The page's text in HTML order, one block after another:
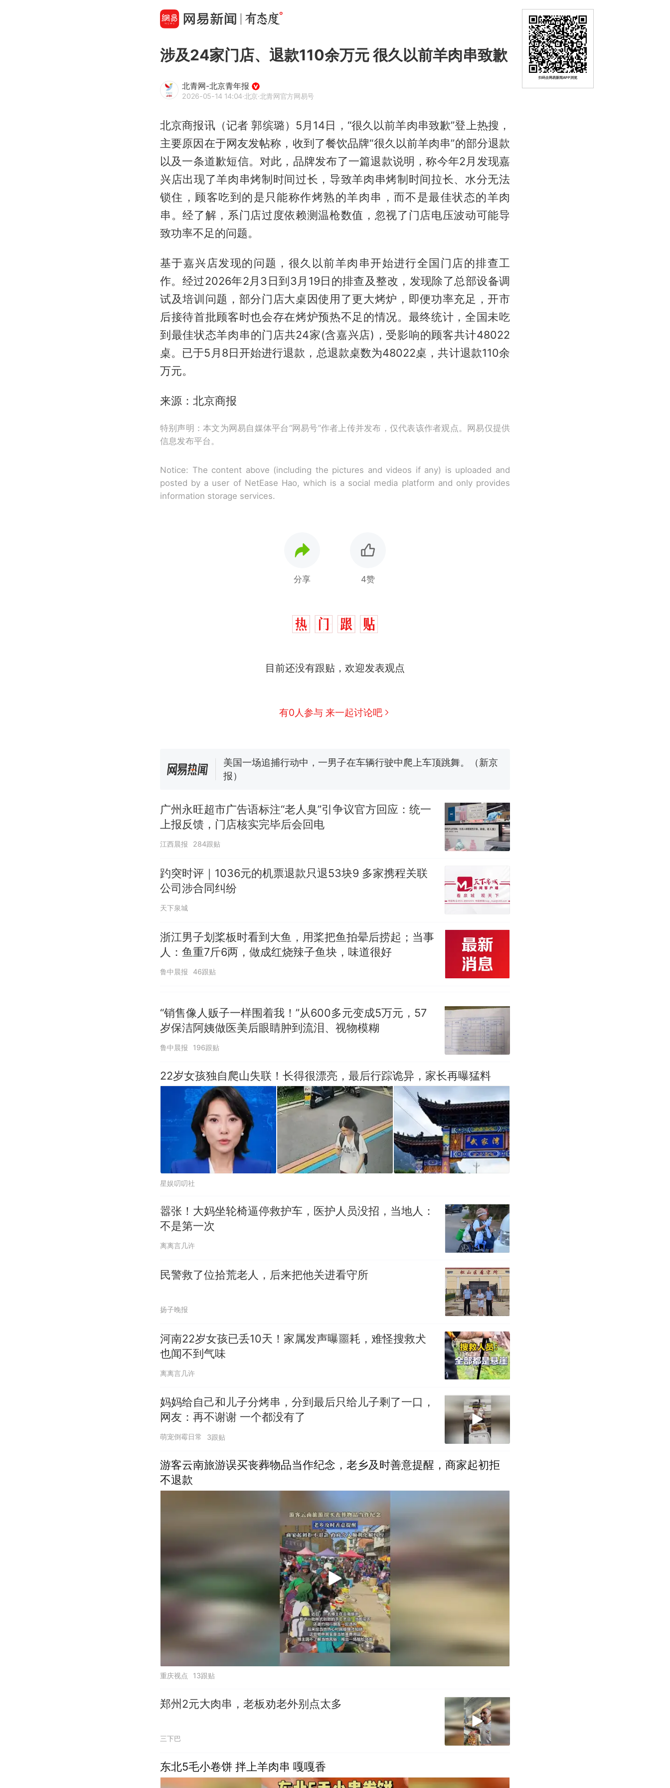
涉及24家门店、退款110余万元 很久以前羊肉串致歉
北青网-北京青年报
2026-05-14 14:04·北京·北青网官方网易号
北京商报讯（记者 郭缤璐）5月14日，“很久以前羊肉串致歉”登上热搜，
主要原因在于网友发帖称，收到了餐饮品牌“很久以前羊肉串”的部分退款
以及一条道歉短信。对此，品牌发布了一篇退款说明，称今年2月发现嘉
兴店出现了羊肉串烤制时间过长，导致羊肉串烤制时间拉长、水分无法
锁住，顾客吃到的是只能称作烤熟的羊肉串，而不是最佳状态的羊肉
串。经了解，系门店过度依赖测温枪数值，忽视了门店电压波动可能导
致功率不足的问题。
基于嘉兴店发现的问题，很久以前羊肉串开始进行全国门店的排查工
作。经过2026年2月3日到3月19日的排查及整改，发现除了总部设备调
试及培训问题，部分门店大桌因使用了更大烤炉，即便功率充足，开市
后接待首批顾客时也会存在烤炉预热不足的情况。最终统计，全国未吃
到最佳状态羊肉串的门店共24家(含嘉兴店)，受影响的顾客共计48022
桌。已于5月8日开始进行退款，总退款桌数为48022桌，共计退款110余
万元。
来源：北京商报
特别声明：本文为网易自媒体平台“网易号”作者上传并发布，仅代表该作者观点。网易仅提供
信息发布平台。
Notice: The content above (including the pictures and videos if any) is uploaded and
posted by a user of NetEase Hao, which is a social media platform and only provides
information storage services.
分享 4赞
目前还没有跟贴，欢迎发表观点
有0人参与 来一起讨论吧
此前一天内数万人从摩洛哥涌入西班牙
费大厨“全国小炒肉大王”称号，仅凭视频评出？中国烹饪协会回应
美国一场追捕行动中，一男子在车辆行驶中爬上车顶跳舞。（新京
报）
参考消息）
热
西班牙飞地休达边境，摩洛哥士兵搬起大石块投向移民引争议，
此前一天内数万人从摩洛哥涌入西班牙
广州永旺超市广告语标注“老人臭”引争议官方回应：统一
上报反馈，门店核实完毕后会回电
江西晨报 284跟贴
趵突时评｜1036元的机票退款只退53块9 多家携程关联
公司涉合同纠纷
天下泉城
浙江男子划桨板时看到大鱼，用桨把鱼拍晕后捞起；当事
人：鱼重7斤6两，做成红烧辣子鱼块，味道很好
鲁中晨报 46跟贴
“销售像人贩子一样围着我！”从600多元变成5万元，57
岁保洁阿姨做医美后眼睛肿到流泪、视物模糊
鲁中晨报 196跟贴
22岁女孩独自爬山失联！长得很漂亮，最后行踪诡异，家长再曝猛料
星娱叨叨社
嚣张！大妈坐轮椅逼停救护车，医护人员没招，当地人：
不是第一次
离离言几许
民警救了位拾荒老人，后来把他关进看守所
扬子晚报
河南22岁女孩已丢10天！家属发声曝噩耗，难怪搜救犬
也闻不到气味
离离言几许
妈妈给自己和儿子分烤串，分到最后只给儿子剩了一口，
网友：再不谢谢 一个都没有了
萌宠倒霉日常 3跟贴
游客云南旅游误买丧葬物品当作纪念，老乡及时善意提醒，商家起初拒
不退款
重庆视点 13跟贴
郑州2元大肉串，老板劝老外别点太多
三下巴
东北5毛小卷饼 拌上羊肉串 嘎嘎香
扫码去网易新闻APP浏览